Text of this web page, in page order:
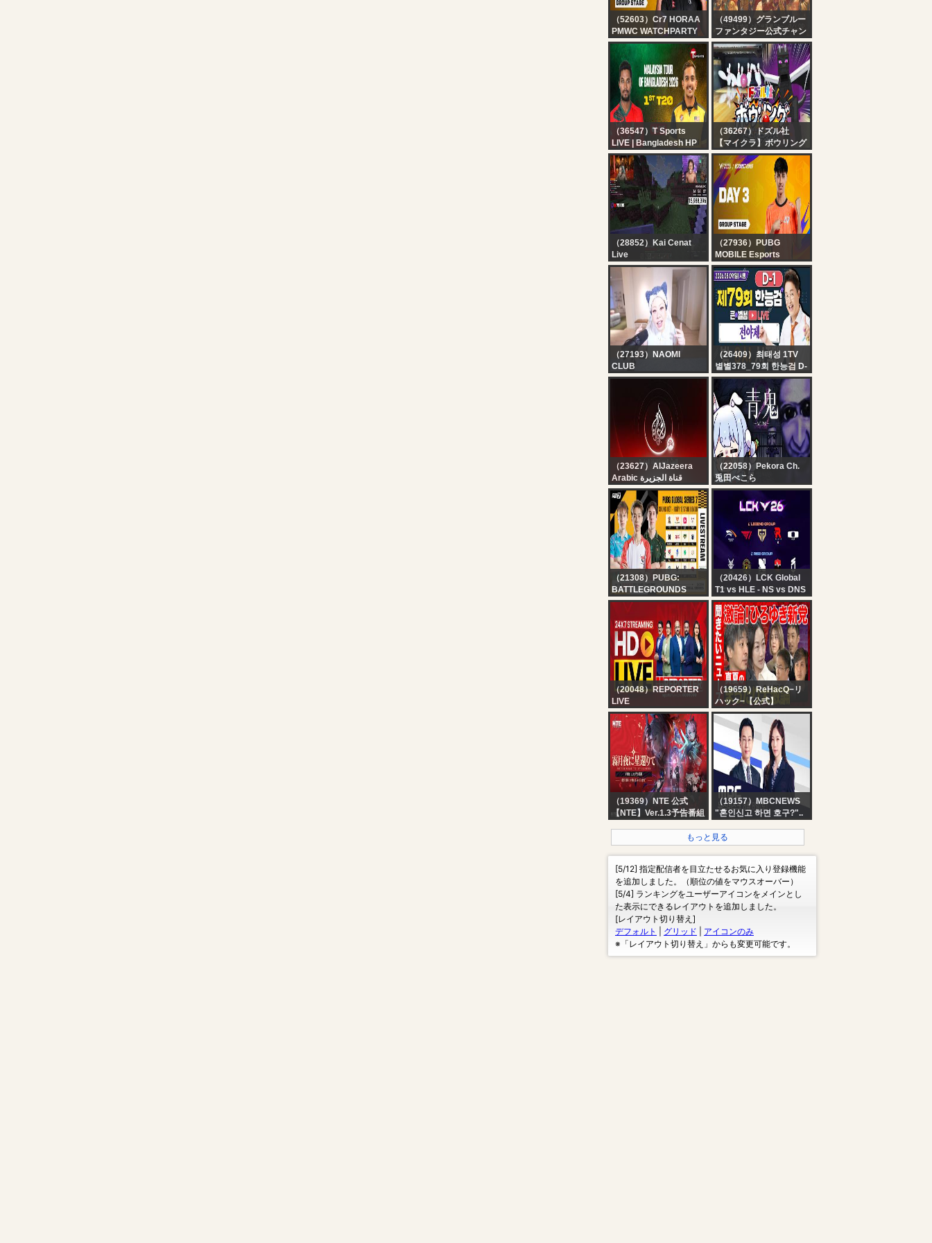
（52603）Cr7 HORAA
PMWC WATCHPARTY
Group B | Day 1
（49499）グランブルー
ファンタジー公式チャン
ネル
グラブル生放送 ようこそ
真夏のショータイムSP
（36547）T Sports
LIVE | Bangladesh HP
vs Malaysia | 1st T20 |
Malaysia Tour of
Bangladesh 2026 | T
Sports
（36267）ドズル社
【マイクラ】ボウリング
でストライクとると動け
るエンドラ討伐【ドズル
社生放送】
（28852）Kai Cenat
Live
KAI X SPEED
MINECRAFT
MARATHON BEATING
ALL BOSSES
*HARDCORE* DAY 1
PART 2
（27936）PUBG
MOBILE Esports
[EN] PMWC at EWC 26
Group Stage Day 3 |
GROUP B | PUBG
MOBILE WORLD CUP
at 2026 ESPORTS
WORLD CUP
（27193）NAOMI
CLUB
【今年初生配信】喋ろう
大会 in NYC【新居】
（26409）최태성 1TV
별별378_79회 한능검 D-
1 합격을 원한다면 ☆
전!!!야!!!제!!!☆｜별★밤
1TV
（23627）AlJazeera
Arabic قناة الجزيرة
البث الحي لقناة الجزيرة |
التغطية مستمرة
（22058）Pekora Ch.
兎田ぺこら
【青鬼2】はじめての青
鬼２【ホロライブ/兎田ぺ
こら】
（21308）PUBG:
BATTLEGROUNDS
VIETNAM
? [PGS 7] Chung Kết -
Ngày 1: ?? AL, ?? 17,
?? MiTH, ?? FLC, ?? VP,
TWIS, ?? DNS, ?? FS,
??TL, GK...
（20426）LCK Global
T1 vs HLE - NS vs DNS
| 2026 LCK
（20048）REPORTER
LIVE
24x7 Reporter Live TV |
Kerala Rain Alert Live |
HD Streaming | Latest
Malayalam News |
Reporter
（19659）ReHacQ−リ
ハック−【公式】
【ReHacQ生配信】聞き
たいニュース！視聴者の
質問に答えるニュース番
組【ひろゆき&西村ゆか
vs乙武洋匡vs中室牧子
vs高橋弘樹vs西田亮
介】
（19369）NTE 公式
【NTE】Ver.1.3予告番組
（19157）MBCNEWS
"혼인신고 하면 호구?"..
[LIVE] MBC 뉴스데스크
2026년 08월 08일
もっと見る
[5/12] 指定配信者を目立たせるお気に入り登録機能
を追加しました。（順位の値をマウスオーバー）
[5/4] ランキングをユーザーアイコンをメインとし
た表示にできるレイアウトを追加しました。
[レイアウト切り替え]
デフォルト
グリッド
アイコンのみ
※「レイアウト切り替え」からも変更可能です。